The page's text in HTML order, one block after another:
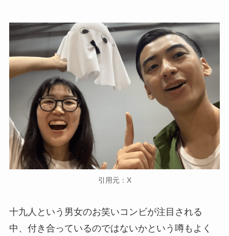
引用元：X
十九人という男女のお笑いコンビが注目される
中、付き合っているのではないかという噂もよく